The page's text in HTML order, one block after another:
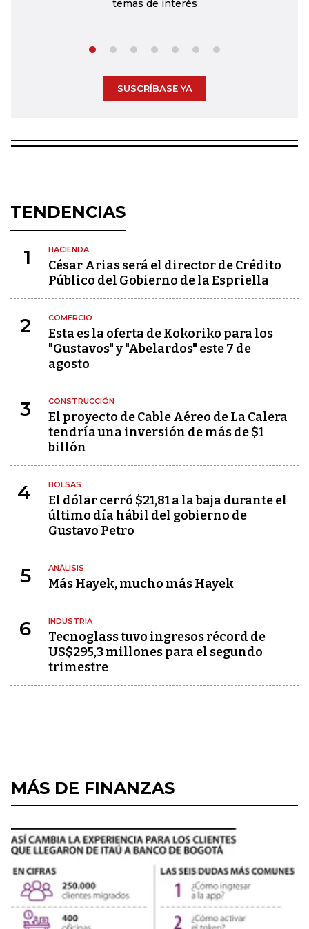
temas de interés
SUSCRÍBASE YA
TENDENCIAS
1 HACIENDA
César Arias será el director de Crédito
Público del Gobierno de la Espriella
2 COMERCIO
Esta es la oferta de Kokoriko para los
"Gustavos" y "Abelardos" este 7 de
agosto
3 CONSTRUCCIÓN
El proyecto de Cable Aéreo de La Calera
tendría una inversión de más de $1
billón
4 BOLSAS
El dólar cerró $21,81 a la baja durante el
último día hábil del gobierno de
Gustavo Petro
5 ANÁLISIS
Más Hayek, mucho más Hayek
6 INDUSTRIA
Tecnoglass tuvo ingresos récord de
US$295,3 millones para el segundo
trimestre
MÁS DE FINANZAS